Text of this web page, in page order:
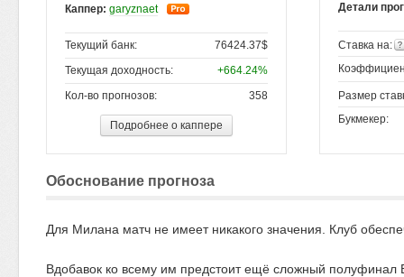
Каппер: garyznaet
Текущий банк:
76424.37$
Текущая доходность:
+664.24%
Кол-во прогнозов:
358
Подробнее о каппере
Детали
Ставка на:
Размер
Букмекер:
Обоснование прогноза
Для Милана матч не имеет никакого значения. Клуб
Вдобавок ко всему им предстоит ещё сложный